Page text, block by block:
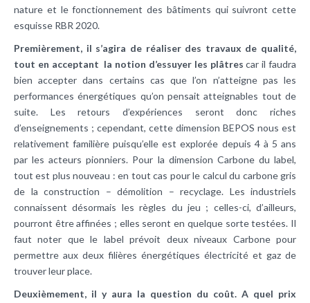
nature et le fonctionnement des bâtiments qui suivront cette
esquisse RBR 2020.
Premièrement, il s’agira de réaliser des travaux de qualité,
tout en acceptant la notion d’essuyer les plâtres car il faudra
bien accepter dans certains cas que l’on n’atteigne pas les
performances énergétiques qu’on pensait atteignables tout de
suite. Les retours d’expériences seront donc riches
d’enseignements ; cependant, cette dimension BEPOS nous est
relativement familière puisqu’elle est explorée depuis 4 à 5 ans
par les acteurs pionniers. Pour la dimension Carbone du label,
tout est plus nouveau : en tout cas pour le calcul du carbone gris
de la construction – démolition – recyclage. Les industriels
connaissent désormais les règles du jeu ; celles-ci, d’ailleurs,
pourront être affinées ; elles seront en quelque sorte testées. Il
faut noter que le label prévoit deux niveaux Carbone pour
permettre aux deux filières énergétiques électricité et gaz de
trouver leur place.
Deuxièmement, il y aura la question du coût. A quel prix